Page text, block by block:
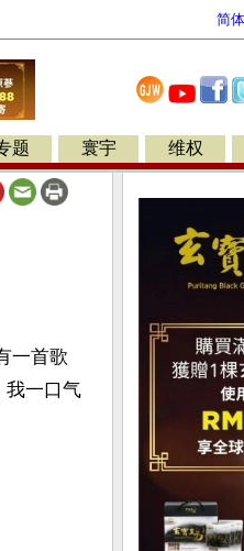
简体
题 寰宇 维权
一首歌
我一口气